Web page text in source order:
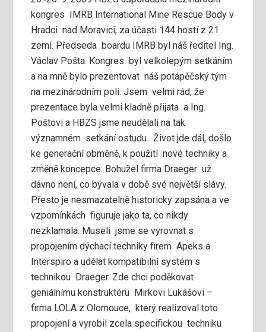
kongres IMRB International Mine Rescue Body v
Hradci nad Moravicí, za účasti 144 hostí z 21
zemí. Předseda boardu IMRB byl náš ředitel Ing.
Václav Pošta. Kongres byl velkolepým setkáním
a na mně bylo prezentovat náš potápěčský tým
na mezinárodním poli. Jsem velmi rád, že
prezentace byla velmi kladně přijata a Ing.
Poštovi a HBZS jsme neudělali na tak
významném setkání ostudu. Život jde dál, došlo
ke generační obměně, k použití nové techniky a
změně koncepce. Bohužel firma Draeger už
dávno není, co bývala v době své největší slávy.
Přesto je nesmazatelně historicky zapsána a ve
vzpomínkách figuruje jako ta, co nikdy
nezklamala. Museli jsme se vyrovnat s
propojením dýchací techniky firem Apeks a
Interspiro a udělat kompatibilní systém s
technikou Draeger. Zde chci poděkovat
geniálnímu konstruktéru Mirkovi Lukášovi –
firma LOLA z Olomouce, který realizoval toto
propojení a vyrobil zcela specifickou techniku